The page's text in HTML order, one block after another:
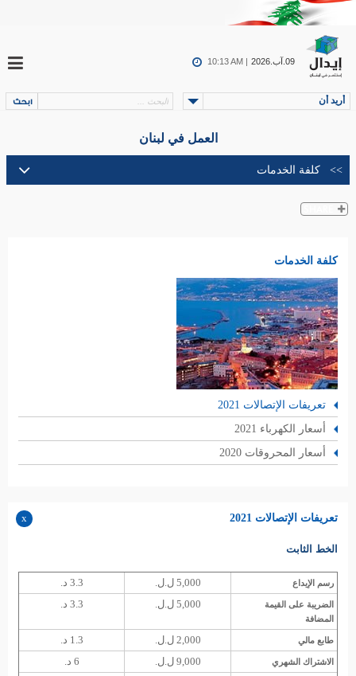
09.آب.2026 10:13 AM |
أريد أن
العمل في لبنان
كلفة الخدمات
تعريفات الإتصالات 2021
أسعار الكهرباء 2021
أسعار المحروقات 2020
تعريفات الإتصالات 2021
الخط الثابت
رسم الإيداع 5,000 ل.ل. 3.3 د.
الضريبة على القيمة
المضافة
5,000 ل.ل. 3.3 د.
طابع مالي 2,000 ل.ل. 1.3 د.
الاشتراك الشهري 9,000 ل.ل. 6 د.